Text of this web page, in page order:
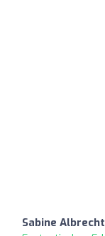
Sabine Albrecht